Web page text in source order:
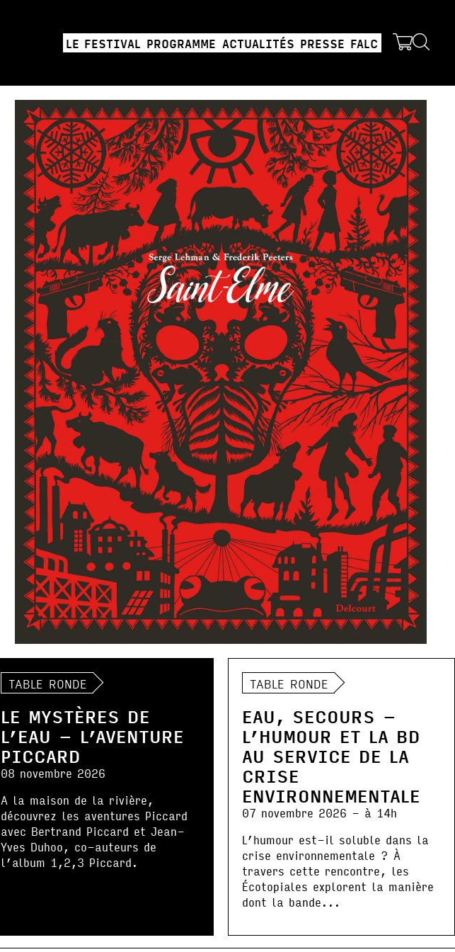
LE FESTIVAL PROGRAMME ACTUALITÉS PRESSE FALC
TABLE RONDE
LE MYSTÈRES DE
L’EAU – L’AVENTURE
PICCARD
08 novembre 2026
A la maison de la rivière,
découvrez les aventures Piccard
avec Bertrand Piccard et Jean-
Yves Duhoo, co-auteurs de
l’album 1,2,3 Piccard.
TABLE RONDE
EAU, SECOURS –
L’HUMOUR ET LA BD
AU SERVICE DE LA
CRISE
ENVIRONNEMENTALE
07 novembre 2026 - à 14h
L’humour est-il soluble dans la
crise environnementale ? À
travers cette rencontre, les
Écotopiales explorent la manière
dont la bande...